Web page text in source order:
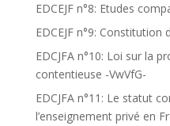
EDCEJF n°8: Etudes
EDCEJF n°9: Constitution
EDCJFA n°10: Loi sur la
contentieuse -VwVfG-
EDCJFA n°11: Le statut
l’enseignement privé en